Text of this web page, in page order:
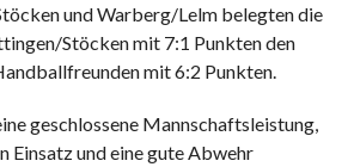
und Warberg/Lelm belegten die
Stöcken mit 7:1 Punkten den
mit 6:2 Punkten.
geschlossene Mannschaftsleistung,
Einsatz und eine gute Abwehr